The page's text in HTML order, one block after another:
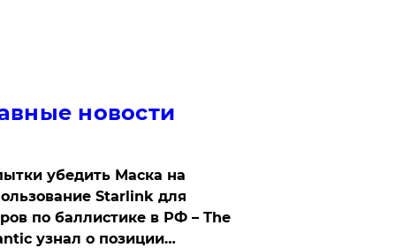
новости
убедить Маска на
Starlink для
по баллистике в РФ – The
узнал о позиции